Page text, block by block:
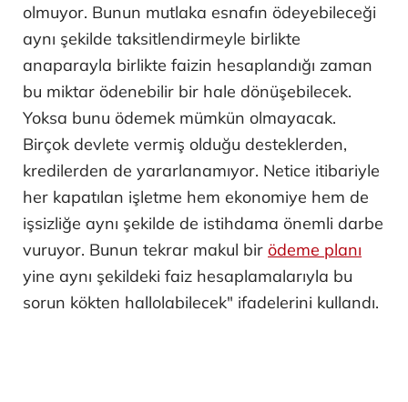
olmuyor. Bunun mutlaka esnafın ödeyebileceği
aynı şekilde taksitlendirmeyle birlikte
anaparayla birlikte faizin hesaplandığı zaman
bu miktar ödenebilir bir hale dönüşebilecek.
Yoksa bunu ödemek mümkün olmayacak.
Birçok devlete vermiş olduğu desteklerden,
kredilerden de yararlanamıyor. Netice itibariyle
her kapatılan işletme hem ekonomiye hem de
işsizliğe aynı şekilde de istihdama önemli darbe
vuruyor. Bunun tekrar makul bir ödeme planı
yine aynı şekildeki faiz hesaplamalarıyla bu
sorun kökten hallolabilecek" ifadelerini kullandı.